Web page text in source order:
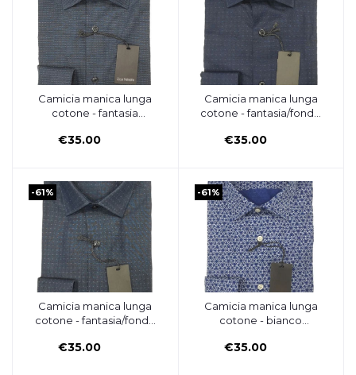
Aggiungi al carrello
Camicia manica lunga
cotone - fantasia
lavagna- OSCAR
€35.00
Aggiungi al carrello
Camicia manica lunga
cotone - fantasia/fondo
VALENTINO
€35.00
-61%
Aggiungi al carrello
Camicia manica lunga
cotone - fantasia/fondo
VALENTINO
€35.00
-61%
Aggiungi al carrello
Camicia manica lunga
cotone - bianco
OSCAR VALENTINO
€35.00